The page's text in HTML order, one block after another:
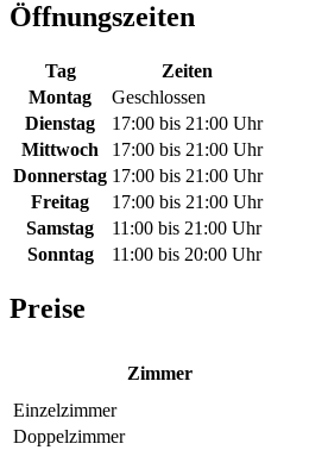
Öffnungszeiten
Tag
Zeiten
Montag
Geschlossen
Dienstag
17:00 bis 21:00 Uhr
Mittwoch
17:00 bis 21:00 Uhr
Donnerstag 17:00 bis 21:00 Uhr
Freitag
17:00 bis 21:00 Uhr
Samstag
11:00 bis 21:00 Uhr
Sonntag
11:00 bis 20:00 Uhr
Preise
Zimmer
Einzelzimmer
Doppelzimmer